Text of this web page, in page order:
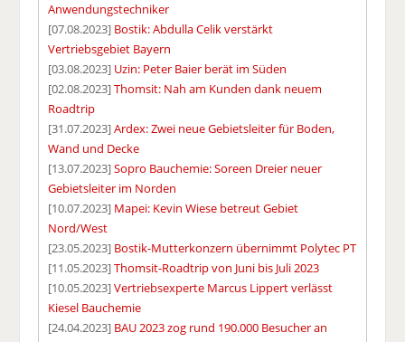
Anwendungstechniker
[07.08.2023] Bostik: Abdulla Celik verstärkt
Vertriebsgebiet Bayern
[03.08.2023] Uzin: Peter Baier berät im Süden
[02.08.2023]Thomsit: Nah am Kunden dank neuem
Roadtrip
[31.07.2023]Ardex: Zwei neue Gebietsleiter für Boden,
Wand und Decke
[13.07.2023]Sopro Bauchemie: Soreen Dreier neuer
Gebietsleiter im Norden
[10.07.2023] Mapei: Kevin Wiese betreut Gebiet
Nord/West
[23.05.2023] Bostik-Mutterkonzern übernimmt Polytec PT
[11.05.2023]Thomsit-Roadtrip von Juni bis Juli 2023
[10.05.2023]Vertriebsexperte Marcus Lippert verlässt
Kiesel Bauchemie
[24.04.2023] BAU 2023 zog rund 190.000 Besucher an